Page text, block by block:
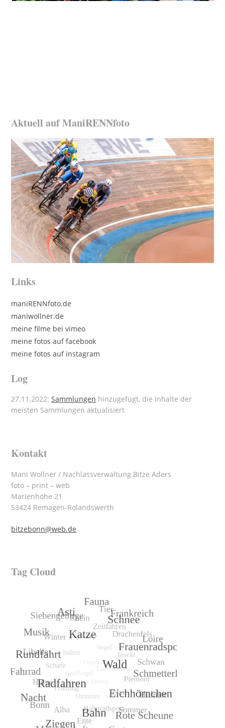
Aktuell auf ManiRENNfoto
Links
maniRENNfoto.de
maniwollner.de
meine filme bei vimeo
meine fotos auf facebook
meine fotos auf instagram
Log
27.11.2022:Sammlungen hinzugefügt, die Inhalte der
meisten Sammlungen aktualisiert
Kontakt
Mani Wollner / Nachlassverwaltung Bitze Aders
foto – print – web
Marienhöhe 21
53424 Remagen-Rolandswerth
bitzebonn@web.de
Tag Cloud